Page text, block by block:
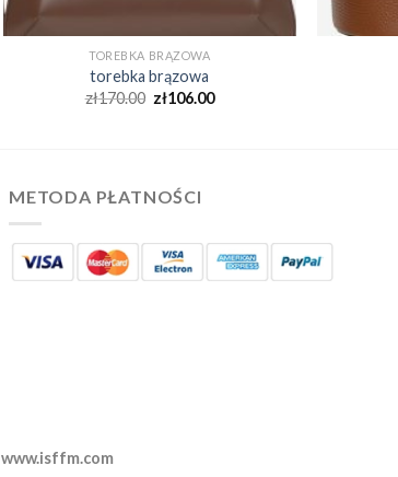
TOREBKA BRĄZOWA
torebka brązowa
zł170.00 zł106.00
METODA PŁATNOŚCI
www.isffm.com